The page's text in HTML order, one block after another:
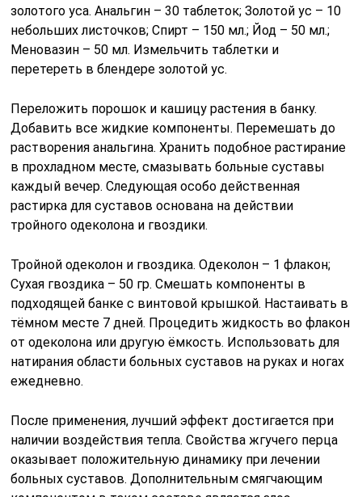
золотого уса. Анальгин – 30 таблеток; Золотой ус – 10
небольших листочков; Спирт – 150 мл.; Йод – 50 мл.;
Меновазин – 50 мл. Измельчить таблетки и
перетереть в блендере золотой ус.
Переложить порошок и кашицу растения в банку.
Добавить все жидкие компоненты. Перемешать до
растворения анальгина. Хранить подобное растирание
в прохладном месте, смазывать больные суставы
каждый вечер. Следующая особо действенная
растирка для суставов основана на действии
тройного одеколона и гвоздики.
Тройной одеколон и гвоздика. Одеколон – 1 флакон;
Сухая гвоздика – 50 гр. Смешать компоненты в
подходящей банке с винтовой крышкой. Настаивать в
тёмном месте 7 дней. Процедить жидкость во флакон
от одеколона или другую ёмкость. Использовать для
натирания области больных суставов на руках и ногах
ежедневно.
После применения, лучший эффект достигается при
наличии воздействия тепла. Свойства жгучего перца
оказывает положительную динамику при лечении
больных суставов. Дополнительным смягчающим